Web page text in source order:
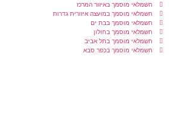
חשמלאי מוסמך באיזור המרכז
חשמלאי מוסמך במועצה איזורית גדרות
חשמלאי מוסמך בבת ים
חשמלאי מוסמך בחולון
חשמלאי מוסמך בתל אביב
חשמלאי מוסמך בכפר סבא